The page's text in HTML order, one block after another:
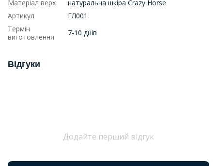
Матеріал верх
натуральна шкіра Crazy Horse
Артикул
ГЛ001
Термін
виготовлення
7-10 днів
Відгуки
Додайте перший відгук